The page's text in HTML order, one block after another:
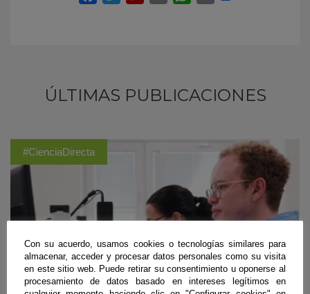
ÚLTIMAS PUBLICACIONES
#CienciaDirecta
Con su acuerdo, usamos cookies o tecnologías similares para
almacenar, acceder y procesar datos personales como su visita
en este sitio web. Puede retirar su consentimiento u oponerse al
procesamiento de datos basado en intereses legítimos en